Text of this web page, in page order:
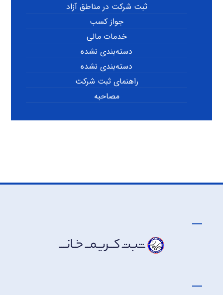
ثبت شرکت در مناطق آزاد
جواز کسب
خدمات مالی
دسته‌بندی نشده
دسته‌بندی نشده
راهنمای ثبت شرکت
مصاحبه